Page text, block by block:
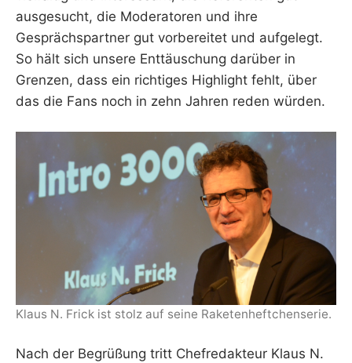
ausgesucht, die Moderatoren und ihre
Gesprächspartner gut vorbereitet und aufgelegt.
So hält sich unsere Enttäuschung darüber in
Grenzen, dass ein richtiges Highlight fehlt, über
das die Fans noch in zehn Jahren reden würden.
Klaus N. Frick ist stolz auf seine Raketenheftchenserie.
Nach der Begrüßung tritt Chefredakteur Klaus N.